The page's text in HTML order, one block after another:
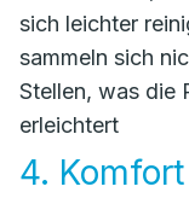
sich leichter
sammeln sich
Stellen, was die
erleichtert
4.